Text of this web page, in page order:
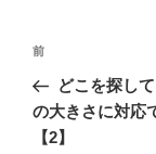
投
ナ
ビ
前
の
投
稿
前
どこを探し
の大きさに対応
【2】